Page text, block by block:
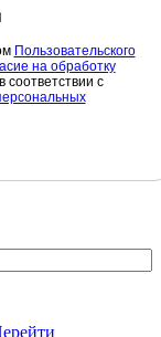
Пользовательского
на обработку
соответствии с